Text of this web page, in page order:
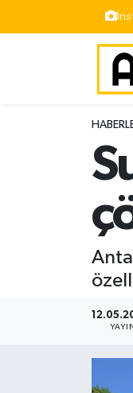
İstanbul
İstanbul
Süper Lig
Tüm
Son Dakika